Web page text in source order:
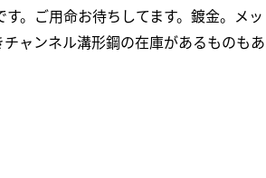
。ご用命お待ちしてます。鍍金。メッ
ャンネル溝形鋼の在庫があるものもあ